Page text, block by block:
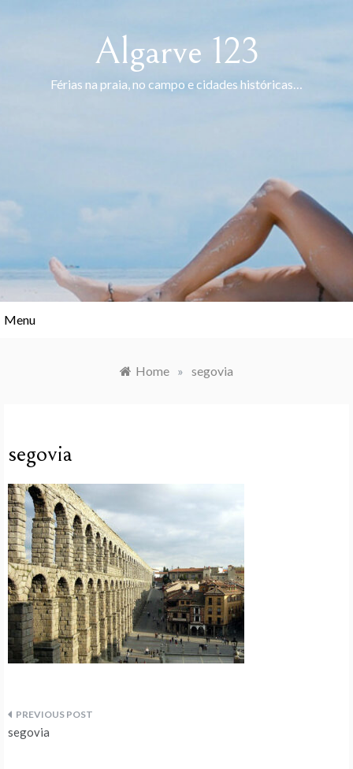
Algarve 123
Férias na praia, no campo e cidades históricas…
Menu
Home » segovia
segovia
Navegação
segovia